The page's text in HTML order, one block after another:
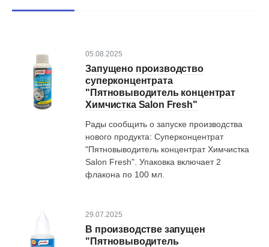
05.08.2025
Запущено производство
суперконцентрата
"Пятновыводитель концентрат
Химчистка Salon Fresh"
Рады сообщить о запуске производства
нового продукта: Суперконцентрат
"Пятновыводитель концентрат Химчистка
Salon Fresh". Упаковка включает 2
флакона по 100 мл.
29.07.2025
В производстве запущен
"Пятновыводитель